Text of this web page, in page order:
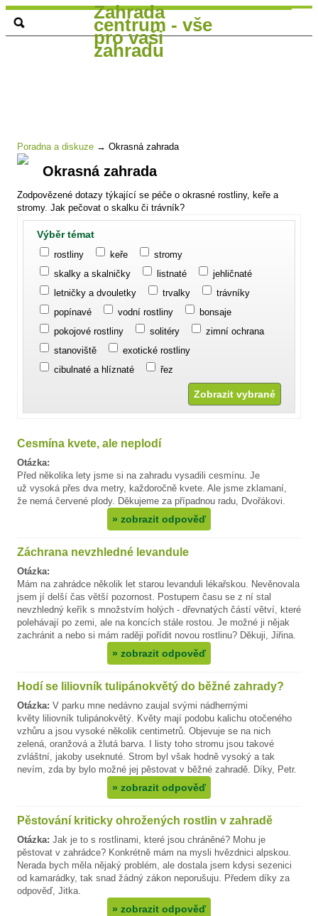
Zahrada
centrum - vše
pro vaši
zahradu
Poradna a diskuze → Okrasná zahrada
Okrasná zahrada
Zodpovězené dotazy týkající se péče o okrasné rostliny, keře a
stromy. Jak pečovat o skalku či trávník?
Výběr témat
rostliny keře
stromy
skalky a skalničky
listnaté
jehličnaté
letničky a dvouletky
trvalky
trávníky
popínavé
vodní rostliny
bonsaje
pokojové rostliny
solitéry
zimní ochrana
stanoviště
exotické rostliny
cibulnaté a hlíznaté
řez
Cesmína kvete, ale neplodí
Otázka:
Před několika lety jsme si na zahradu vysadili cesmínu. Je
už vysoká přes dva metry, každoročně kvete. Ale jsme zklamaní,
že nemá červené plody. Děkujeme za případnou radu, Dvořákovi.
» zobrazit odpověď
Záchrana nevzhledné levandule
Otázka:
Mám na zahrádce několik let starou levanduli lékařskou. Nevěnovala
jsem jí delší čas větší pozornost. Postupem času se z ní stal
nevzhledný keřík s množstvím holých - dřevnatých částí větví, které
polehávají po zemi, ale na koncích stále rostou. Je možné ji nějak
zachránit a nebo si mám raději pořídit novou rostlinu? Děkuji, Jiřina.
» zobrazit odpověď
Hodí se liliovník tulipánokvětý do běžné zahrady?
Otázka: V parku mne nedávno zaujal svými nádhernými
květy liliovník tulipánokvětý. Květy mají podobu kalichu otočeného
vzhůru a jsou vysoké několik centimetrů. Objevuje se na nich
zelená, oranžová a žlutá barva. I listy toho stromu jsou takové
zvláštní, jakoby useknuté. Strom byl však hodně vysoký a tak
nevím, zda by bylo možné jej pěstovat v běžné zahradě. Díky, Petr.
» zobrazit odpověď
Pěstování kriticky ohrožených rostlin v zahradě
Otázka: Jak je to s rostlinami, které jsou chráněné? Mohu je
pěstovat v zahrádce? Konkrétně mám na mysli hvězdnici alpskou.
Nerada bych měla nějaký problém, ale dostala jsem kdysi sezenici
od kamarádky, tak snad žádný zákon neporušuju. Předem díky za
odpověď, Jitka.
» zobrazit odpověď